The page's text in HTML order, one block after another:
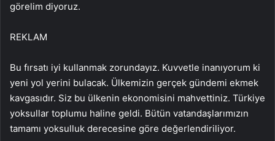
görelim diyoruz.
REKLAM
Bu fırsatı iyi kullanmak zorundayız. Kuvvetle inanıyorum ki
yeni yol yerini bulacak. Ülkemizin gerçek gündemi ekmek
kavgasıdır. Siz bu ülkenin ekonomisini mahvettiniz. Türkiye
yoksullar toplumu haline geldi. Bütün vatandaşlarımızın
tamamı yoksulluk derecesine göre değerlendiriliyor.